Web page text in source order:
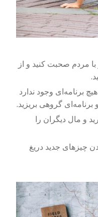
مردم صحبت کنید و از
برنامه‌ای وجود ندارد
برنامه‌ای گروهی بریزید.
و مال دیگران را
چیزهای جدید دریغ